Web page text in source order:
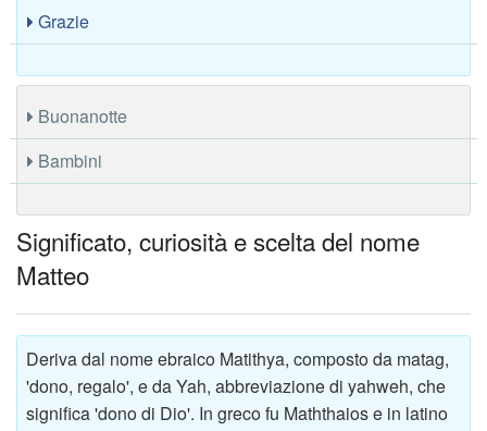
Grazie
Buonanotte
Bambini
Significato, curiosità e scelta del nome
Matteo
Deriva dal nome ebraico Matithya, composto da matag,
'dono, regalo', e da Yah, abbreviazione di yahweh, che
significa 'dono di Dio'. In greco fu Maththaios e in latino